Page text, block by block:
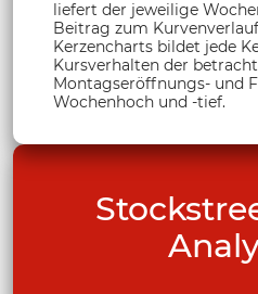
liefert der jeweilige
Beitrag zum
Kerzencharts bildet jede
Kursverhalten der
Montagseröffnungs- und
Wochenhoch und -tief.